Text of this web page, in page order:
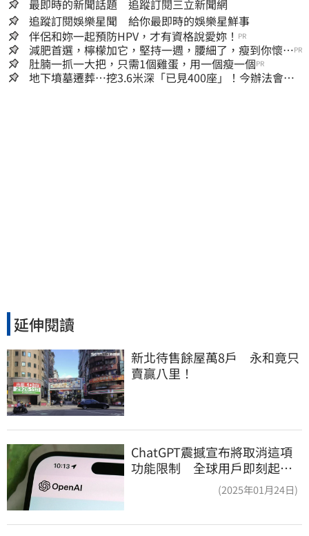
最即時的新聞話題 追蹤訂閱三立新聞網
追蹤訂閱娛樂星聞 給你最即時的娛樂星鮮事
伴侶和妳一起預防HPV，才有資格說愛妳！ PR
減肥首選，檸檬加它，堅持一週，腰細了，瘦到你懷疑
人生
PR
肚腩一抓一大把，只需1個雞蛋，用一個瘦一個PR
地下墳墓遷葬…挖3.6米深「已見400座」！今辦法會安
延伸閱讀
新北待售餘屋萬8戶　永和竟只
賣贏八里！
ChatGPT震撼宣布將取消這項
功能限制 全球用戶即刻起
(2025年01月24日)